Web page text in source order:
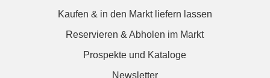
Kaufen & in den Markt liefern lassen
Reservieren & Abholen im Markt
Prospekte und Kataloge
Newsletter